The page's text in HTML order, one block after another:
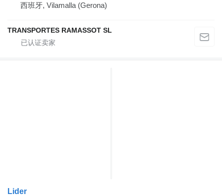
西班牙, Vilamalla (Gerona)
TRANSPORTES RAMASSOT SL
Lider